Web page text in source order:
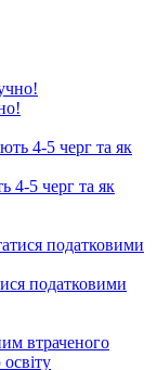
4-5 черг та як
податковими